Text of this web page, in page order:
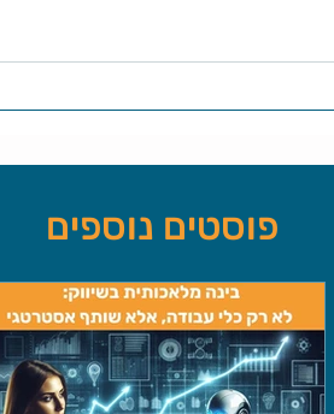
פוסטים נוספים